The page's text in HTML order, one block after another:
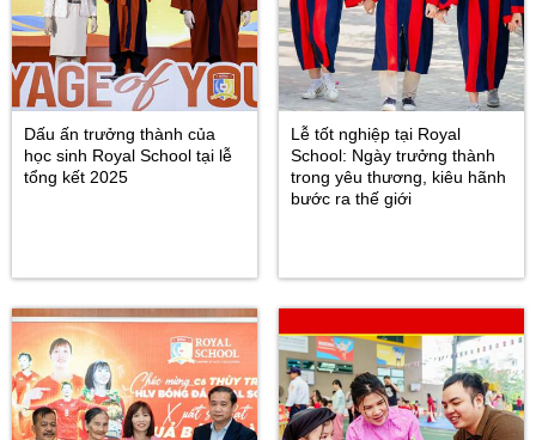
Dấu ấn trưởng thành của
học sinh Royal School tại lễ
tổng kết 2025
Lễ tốt nghiệp tại Royal
School: Ngày trưởng thành
trong yêu thương, kiêu hãnh
bước ra thế giới